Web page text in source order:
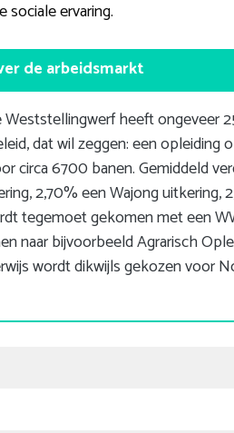
sociale ervaring.
de arbeidsmarkt
heeft ongeveer
dat wil zeggen: een opleiding
circa 6700 banen. Gemiddeld
2,70% een Wajong
tegemoet gekomen met een
naar bijvoorbeeld Agrarisch
wordt dikwijls gekozen voor